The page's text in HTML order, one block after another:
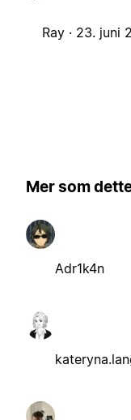
Ray · 23. juni
Mer som
Adr1k4n